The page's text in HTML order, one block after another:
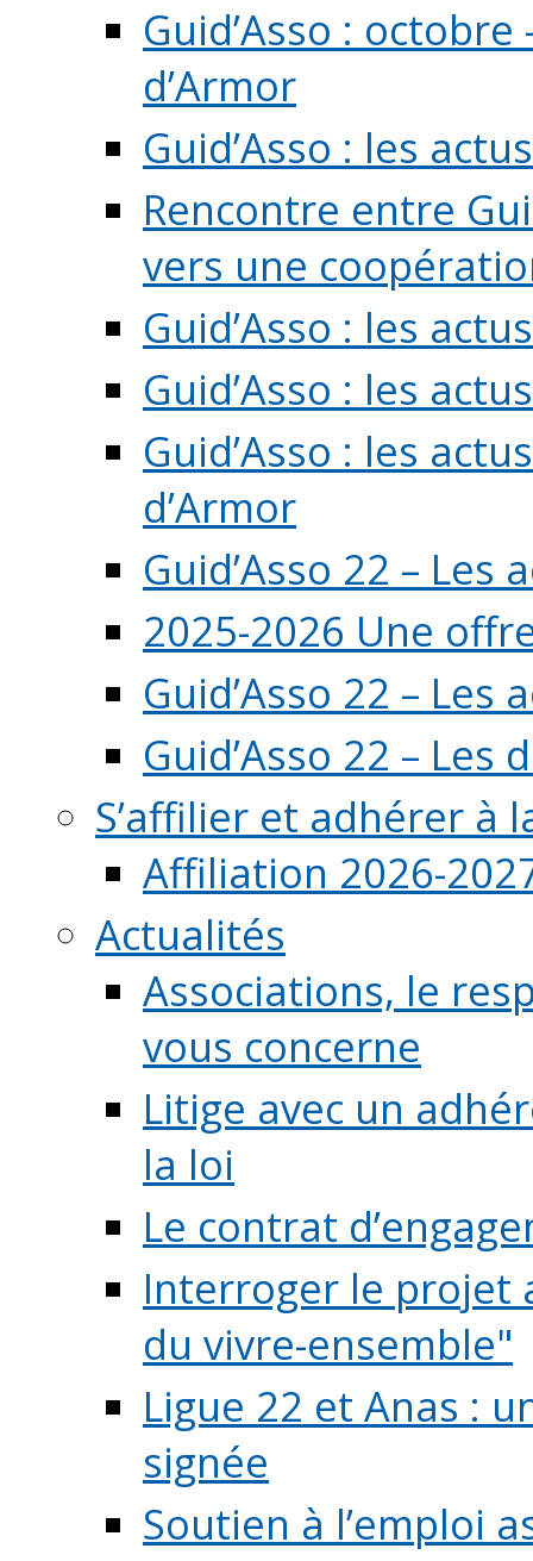
Guid’Asso :
d’Armor
Guid’Asso : les
Rencontre entre
vers une
Guid’Asso : les
Guid’Asso : les
Guid’Asso : les
d’Armor
Guid’Asso 22 – Les
2025-2026 Une
Guid’Asso 22 –
Guid’Asso 22 – Les
S’affilier et adhérer à
Affiliation 2026-
Actualités
Associations, le
vous concerne
Litige avec un
la loi
Le contrat
Interroger le projet
du vivre-ensemble"
Ligue 22 et Anas :
signée
Soutien à l’emploi